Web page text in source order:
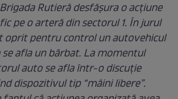
Rutieră desfășura o acțiune
pe o arteră din sectorul 1. În jurul
oprit pentru control un autovehicul
afla un bărbat. La momentul
auto se afla într-o discuție
dispozitivul tip “mâini libere”.